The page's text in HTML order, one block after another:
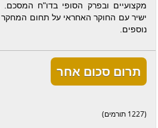
מקצועיים ובפרק הסופי בדו"ח
ישיר עם החוקר האחראי על תחום המחקר
נוספים.
תרום סכום אחר
(1227 תורמים)